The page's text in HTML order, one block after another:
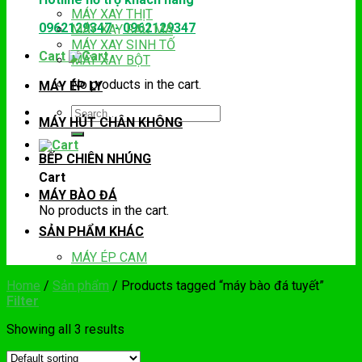
0962129347-0962129347
Cart
No products in the cart.
Search
for:
Cart
No products in the cart.
MÁY XAY THỊT
MÁY XAY RAU MÁ
MÁY XAY SINH TỐ
MÁY XAY BỘT
MÁY ÉP LY
MÁY HÚT CHÂN KHÔNG
BẾP CHIÊN NHÚNG
MÁY BÀO ĐÁ
SẢN PHẨM KHÁC
MÁY ÉP CAM
Home / Sản phẩm / Products tagged “máy bào đá tuyết”
Filter
Showing all 3 results